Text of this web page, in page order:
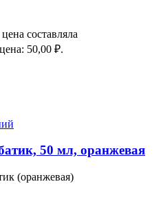
составляла
50,00 ₽.
50 мл, оранжевая
(оранжевая)